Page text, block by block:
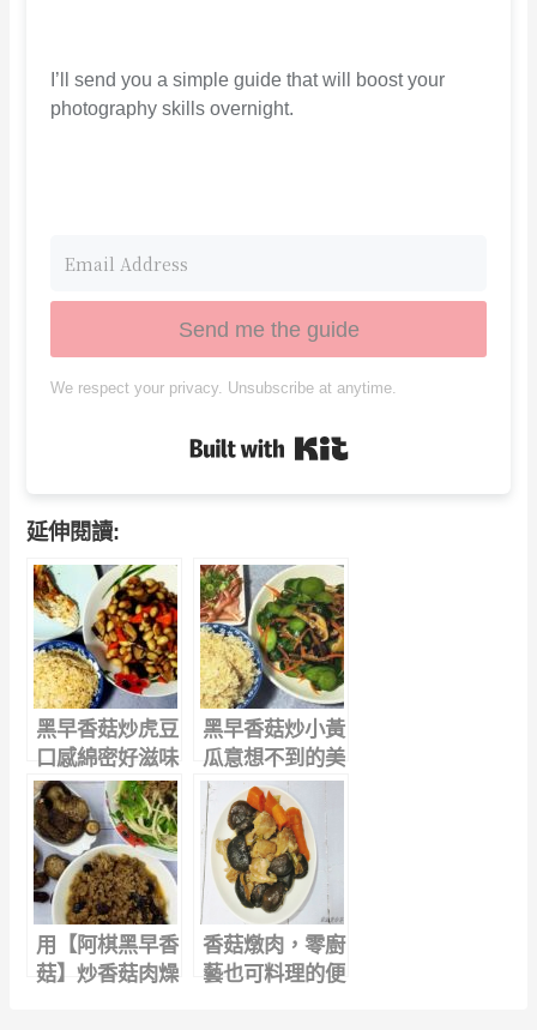
I’ll send you a simple guide that will boost your
photography skills overnight.
Send me the guide
We respect your privacy. Unsubscribe at anytime.
延伸閱讀:
黑早香菇炒虎豆
口感綿密好滋味
黑早香菇炒小黃
瓜意想不到的美
味，請你跟我這
樣做
用【阿棋黑早香
菇】炒香菇肉燥
香菇燉肉，零廚
藝也可料理的便